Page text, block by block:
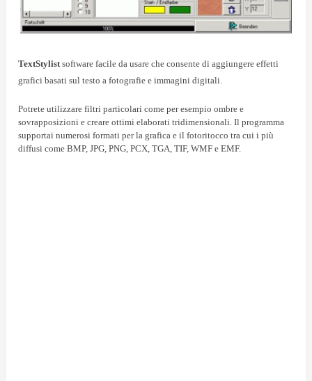
TextStylistsoftware facile da usare che consente di aggiungere effetti
grafici basati sul testo a fotografie e immagini digitali.
Potrete utilizzare filtri particolari come per esempio ombre e
sovrapposizioni e creare ottimi elaborati tridimensionali. Il programma
supportai numerosi formati per la grafica e il fotoritocco tra cui i più
diffusi come BMP, JPG, PNG, PCX, TGA, TIF, WMF e EMF.